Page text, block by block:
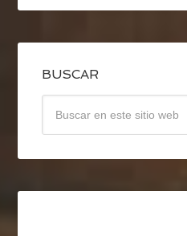
BUSCAR